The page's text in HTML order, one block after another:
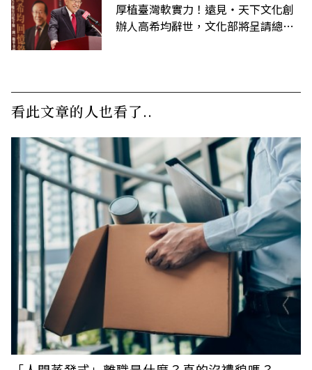
厚植臺灣軟實力！遠見‧天下文化創
辦人高希均辭世，文化部將呈請總統
看此文章的人也看了..